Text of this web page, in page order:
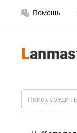
Помощь